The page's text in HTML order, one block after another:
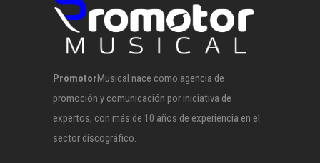
PromotorMusical nace como agencia de
promoción y comunicación por iniciativa de
expertos, con más de 10 años de experiencia en el
sector discográfico.